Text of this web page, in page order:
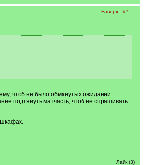
Наверх ##
чтоб не было обманутых ожиданий.
подтянуть матчасть, чтоб не спрашивать
шкафах.
Лайк (3)